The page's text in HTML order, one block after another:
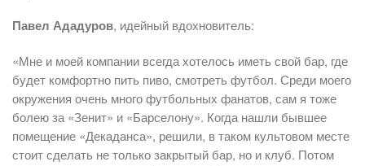
Павел Ададуров, идейный вдохновитель:
«Мне и моей компании всегда хотелось иметь свой бар, где
будет комфортно пить пиво, смотреть футбол. Среди моего
окружения очень много футбольных фанатов, сам я тоже
болею за «Зенит» и «Барселону». Когда нашли бывшее
помещение «Декаданса», решили, в таком культовом месте
стоит сделать не только закрытый бар, но и клуб. Потом